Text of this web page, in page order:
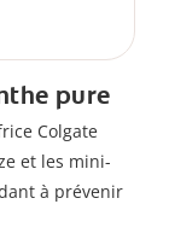
pure
Colgate
et les mini-
à prévenir